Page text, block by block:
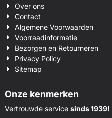
Over ons
Contact
Algemene Voorwaarden
Voorraadinformatie
Bezorgen en Retourneren
Privacy Policy
Sitemap
Onze kenmerken
Vertrouwde service sinds 1939!